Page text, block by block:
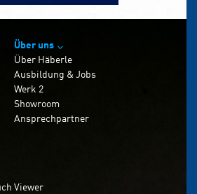
Über uns
Über Häberle
Ausbildung & Jobs
Werk 2
Showroom
Ansprechpartner
Viewer